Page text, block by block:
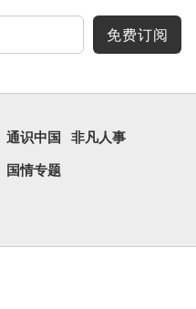
免费订阅
通识中国 非凡人事
国情专题